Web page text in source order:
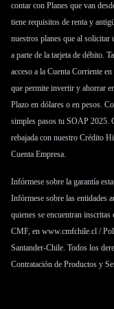
contar con Planes que van
tiene requisitos de renta y
nuestros planes que al solicitar
a parte de la tarjeta de débito.
acceso a la Cuenta Corriente
que permite invertir y ahorrar
Plazo en dólares o en pesos.
simples pasos tu SOAP 2025.
rebajada con nuestro Crédito
Cuenta Empresa.
Infórmese sobre la garantía
Infórmese sobre las entidades
quienes se encuentran
CMF, en www.cmfchile.cl /
Santander-Chile. Todos los
Contratación de Productos y